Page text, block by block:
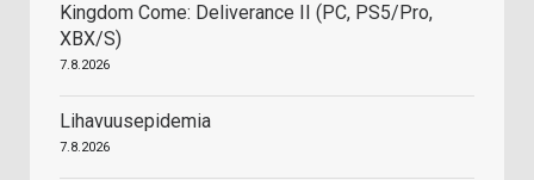
Kingdom Come: Deliverance II (PC, PS5/Pro,
XBX/S)
7.8.2026
Lihavuusepidemia
7.8.2026